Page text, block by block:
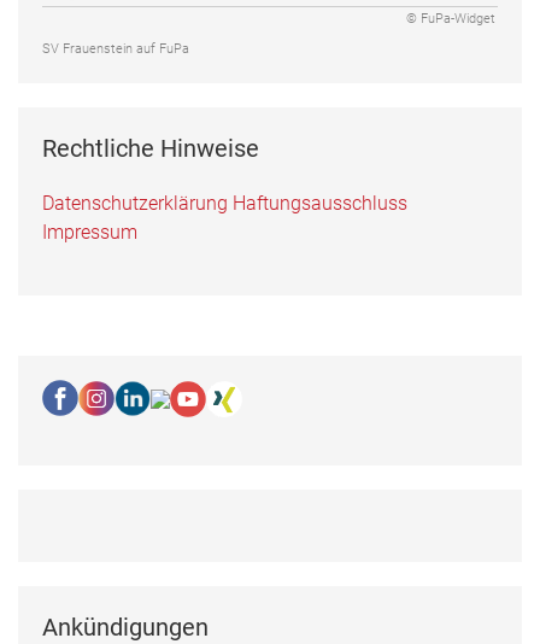
© FuPa-Widget
SV Frauenstein auf FuPa
Rechtliche Hinweise
Datenschutzerklärung Haftungsausschluss
Impressum
Ankündigungen